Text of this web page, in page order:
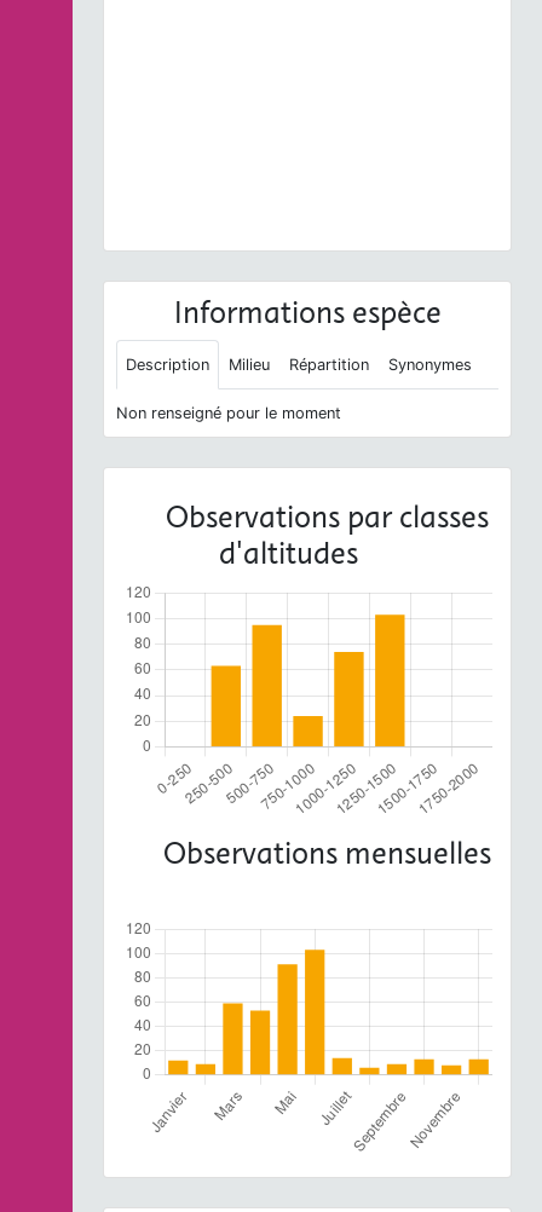
Informations espèce
Description Milieu Répartition Synonymes
Non renseigné pour le moment
Observations par classes
d'altitudes
Observations mensuelles